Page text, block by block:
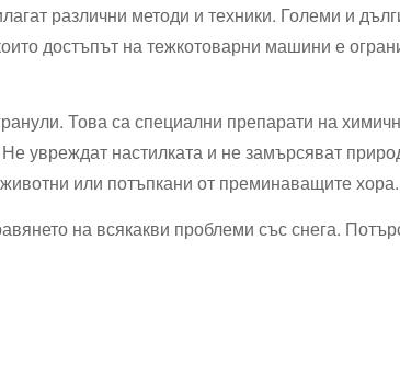
различни методи и техники. Големи и
достъпът на тежкотоварни машини е
Това са специални препарати на
увреждат настилката и не замърсяват
или потъпкани от преминаващите хора.
на всякакви проблеми със снега.